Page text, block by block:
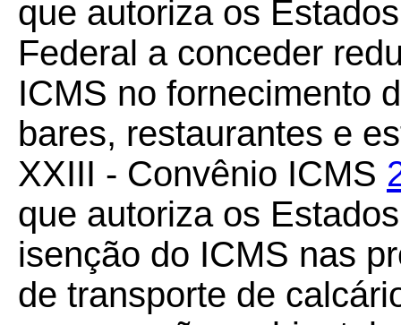
que autoriza os
Federal a conceder
ICMS no fornecimento
bares, restaurantes e
XXIII - Convênio ICMS
que autoriza os
isenção do ICMS nas
de transporte de